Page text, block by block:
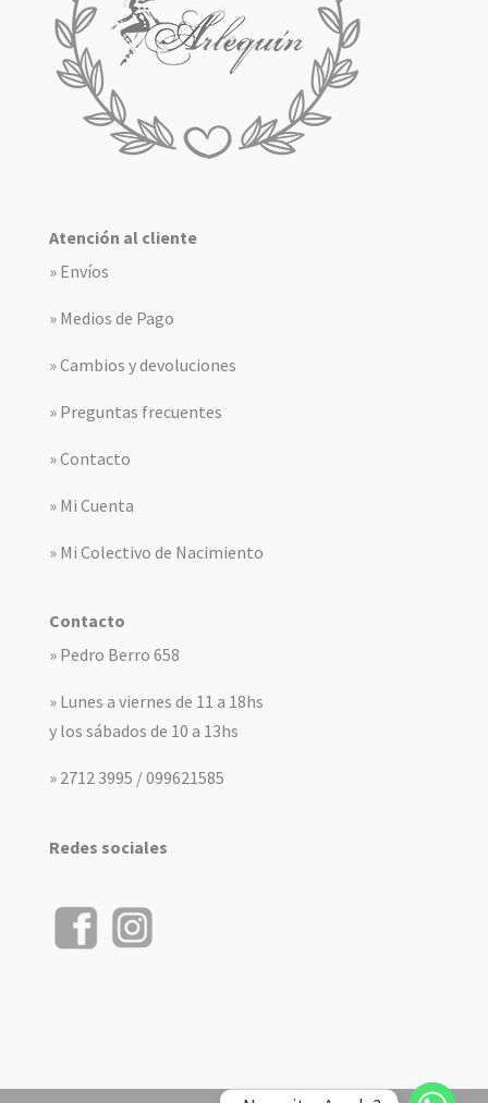
Atención al cliente
» Envíos
» Medios de Pago
» Cambios y devoluciones
» Preguntas frecuentes
» Contacto
» Mi Cuenta
» Mi Colectivo de Nacimiento
Contacto
» Pedro Berro 658
» Lunes a viernes de 11 a 18hs
y los sábados de 10 a 13hs
» 2712 3995 / 099621585
Redes sociales